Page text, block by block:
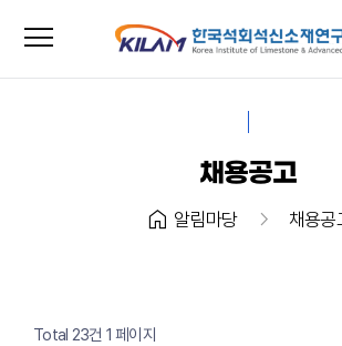
menu
채용공고
home 알림마당 chevron_right 채용공
Total 23건 1 페이지